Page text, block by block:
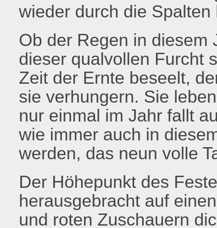
wieder durch die
Ob der Regen in diesem
dieser qualvollen Furcht
Zeit der Ernte beseelt,
sie verhungern. Sie
nur einmal im Jahr fallt
wie immer auch in
werden, das neun volle
Der Höhepunkt des
herausgebracht auf
und roten Zuschauern